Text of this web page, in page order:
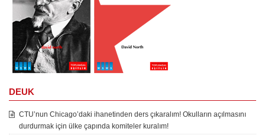
DEUK
CTU’nun Chicago’daki ihanetinden ders çıkaralım! Okulların açılmasını
durdurmak için ülke çapında komiteler kuralım!